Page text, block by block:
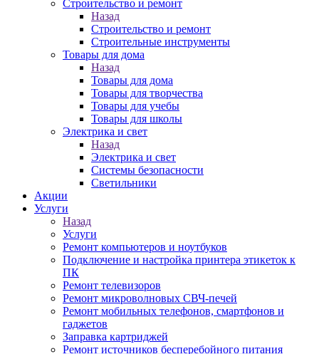
Строительство и ремонт
Назад
Строительство и ремонт
Строительные инструменты
Товары для дома
Назад
Товары для дома
Товары для творчества
Товары для учебы
Товары для школы
Электрика и свет
Назад
Электрика и свет
Системы безопасности
Светильники
Акции
Услуги
Назад
Услуги
Ремонт компьютеров и ноутбуков
Подключение и настройка принтера этикеток к
ПК
Ремонт телевизоров
Ремонт микроволновых СВЧ-печей
Ремонт мобильных телефонов, смартфонов и
гаджетов
Заправка картриджей
Ремонт источников бесперебойного питания